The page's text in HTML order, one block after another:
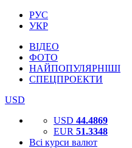
РУС
УКР
ВІДЕО
ФОТО
НАЙПОПУЛЯРНІШІ
СПЕЦПРОЕКТИ
USD
USD 44.4869
EUR 51.3348
Всі курси валют